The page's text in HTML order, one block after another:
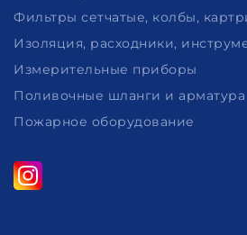
Фильтры сетчатые, колбы,
Изоляция, расходники,
Измерительные приборы
Поливочные шланги и арматура
Пожарное оборудование